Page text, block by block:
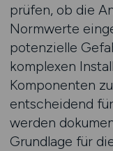
prüfen, ob die
Normwerte
potenzielle
komplexen
Komponenten
entscheidend
werden
Grundlage für